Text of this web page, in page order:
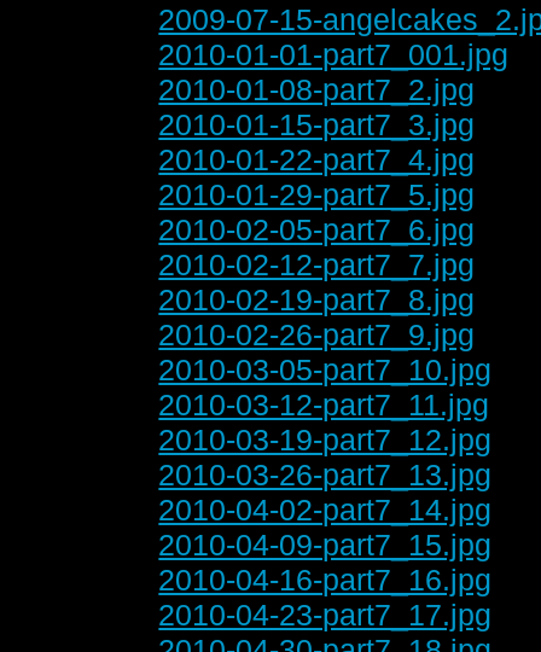
2009-07-15-
2010-01-01-part7_001.jpg
2010-01-08-part7_2.jpg
2010-01-15-part7_3.jpg
2010-01-22-part7_4.jpg
2010-01-29-part7_5.jpg
2010-02-05-part7_6.jpg
2010-02-12-part7_7.jpg
2010-02-19-part7_8.jpg
2010-02-26-part7_9.jpg
2010-03-05-part7_10.jpg
2010-03-12-part7_11.jpg
2010-03-19-part7_12.jpg
2010-03-26-part7_13.jpg
2010-04-02-part7_14.jpg
2010-04-09-part7_15.jpg
2010-04-16-part7_16.jpg
2010-04-23-part7_17.jpg